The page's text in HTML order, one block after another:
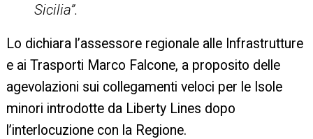
Sicilia”.
Lo dichiara l’assessore regionale alle Infrastrutture
e ai Trasporti Marco Falcone, a proposito delle
agevolazioni sui collegamenti veloci per le Isole
minori introdotte da Liberty Lines dopo
l’interlocuzione con la Regione.